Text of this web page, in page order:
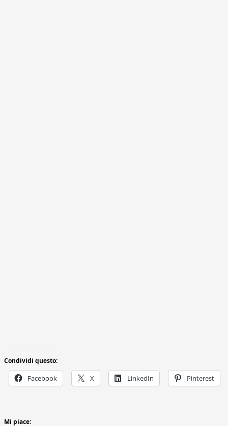
Condividi questo:
Facebook X LinkedIn Pinterest
Mi piace: